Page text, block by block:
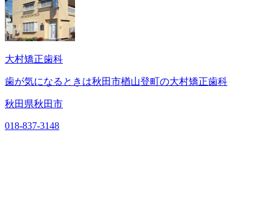
大村矯正歯科
歯が気になるときは秋田市楢山登町の大村矯正歯科
秋田県秋田市
018-837-3148